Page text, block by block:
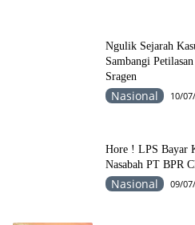
Ngulik Sejarah
Sambangi
Sragen
Nasional 10/
Hore ! LPS Bayar
Nasabah PT BPR
Nasional 09/